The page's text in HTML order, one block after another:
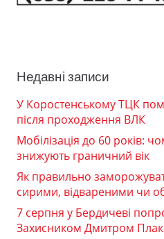
Недавні записи
У Коростенському ТЦК
після проходження ВЛК
Мобілізація до 60 років:
знижують граничний вік
Як правильно
сирими, відвареними чи
7 серпня у Бердичеві
Захисником Дмитром